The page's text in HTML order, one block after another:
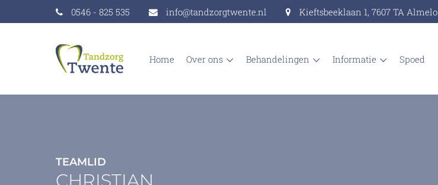
0546 - 825 535 info@tandzorgtwente.nl Kieftsbeeklaan 1, 7607 TA Almelo
home over ons behandelingen informatie spoed
TEAMLID
CHRISTIAN